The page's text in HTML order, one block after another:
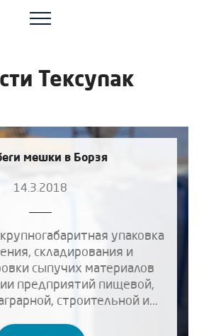
Тексупак
мешки в Борзя
14.3.2018
упаковка
складирования и
сыпучих материалов
предприятий пищевой,
строительной и...